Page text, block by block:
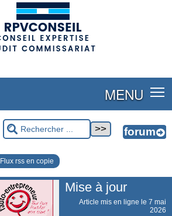
MENU
Flux rss en copie
Mise à jour
Article mis en ligne le 7 mai
2026